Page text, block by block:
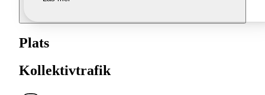
Plats
Kollektivtrafik